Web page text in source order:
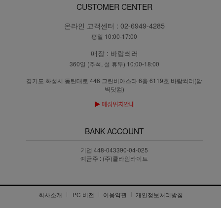
CUSTOMER CENTER
온라인 고객센터 : 02-6949-4285
평일 10:00-17:00
매장 : 바람쐬러
360일 (추석, 설 휴무) 10:00-18:00
경기도 화성시 동탄대로 446 그란비아스타 6층 6119호 바람쐬러(암
벽닷컴)
BANK ACCOUNT
기업 448-043390-04-025
예금주 : (주)클라임라이트
회사소개 PC 버전 이용약관 개인정보처리방침